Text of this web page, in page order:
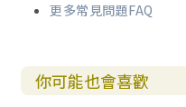
更多常見問題FAQ
你可能也會喜歡